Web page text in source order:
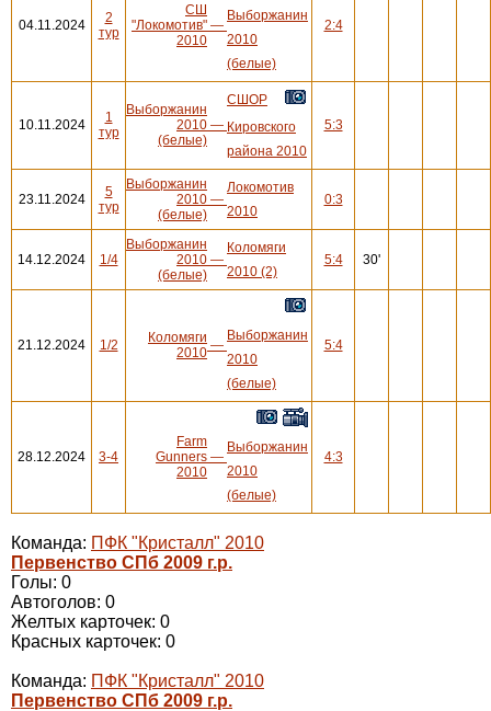
04.11.2024
2
тур
СШ
"Локомотив"
2010
—
Выборжанин
2010
(белые)
2:4
10.11.2024
1
тур
Выборжанин
2010
(белые)
—
СШОР
Кировского
района 2010
5:3
23.11.2024
5
тур
Выборжанин
2010
(белые)
—
Локомотив
2010
0:3
14.12.2024 1/4
Выборжанин
2010
(белые)
—
Коломяги
2010 (2)
5:4 30'
21.12.2024 1/2
Коломяги
2010 —
Выборжанин
2010
(белые)
5:4
28.12.2024 3-4
Farm
Gunners
2010
—
Выборжанин
2010
(белые)
4:3
Команда: ПФК "Кристалл" 2010
Первенство СПб 2009 г.р.
Голы: 0
Автоголов: 0
Желтых карточек: 0
Красных карточек: 0
Команда: ПФК "Кристалл" 2010
Первенство СПб 2009 г.р.